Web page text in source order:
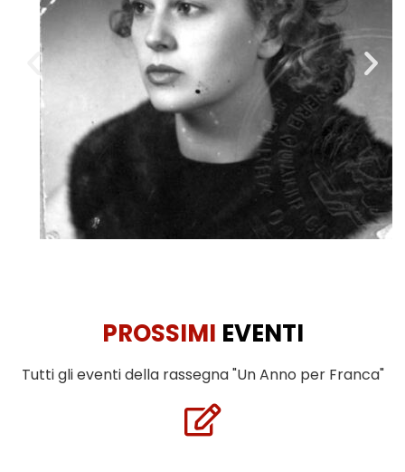
PROSSIMI EVENTI
Tutti gli eventi della rassegna "Un Anno per Franca"